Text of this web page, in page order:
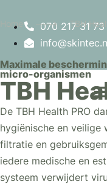
070 217 31 73
Home ---> TBH
Maximale
micro-organismen
TBH
De TBH Health PRO
hygiënische en veilige
filtratie en
iedere medische en
systeem verwijdert